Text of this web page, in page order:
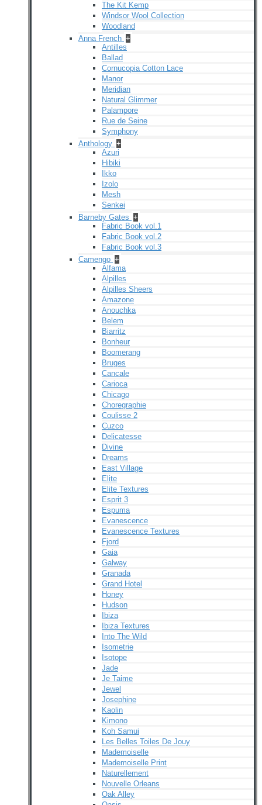
The Kit Kemp
Windsor Wool Collection
Woodland
Anna French +
Antilles
Ballad
Cornucopia Cotton Lace
Manor
Meridian
Natural Glimmer
Palampore
Rue de Seine
Symphony
Anthology +
Azuri
Hibiki
Ikko
Izolo
Mesh
Senkei
Barneby Gates +
Fabric Book vol.1
Fabric Book vol.2
Fabric Book vol.3
Camengo +
Alfama
Alpilles
Alpilles Sheers
Amazone
Anouchka
Belem
Biarritz
Bonheur
Boomerang
Bruges
Cancale
Carioca
Chicago
Choregraphie
Coulisse 2
Cuzco
Delicatesse
Divine
Dreams
East Village
Elite
Elite Textures
Esprit 3
Espuma
Evanescence
Evanescence Textures
Fjord
Gaia
Galway
Granada
Grand Hotel
Honey
Hudson
Ibiza
Ibiza Textures
Into The Wild
Isometrie
Isotope
Jade
Je Taime
Jewel
Josephine
Kaolin
Kimono
Koh Samui
Les Belles Toiles De Jouy
Mademoiselle
Mademoiselle Print
Naturellement
Nouvelle Orleans
Oak Alley